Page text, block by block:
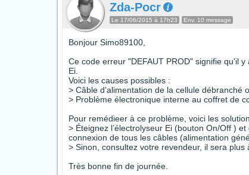
Zda-Pocr
Le 17/06/2015 à 17h23 Env. 10 message
Bonjour Simo89100,
Ce code erreur "DEFAUT PROD" signifie qu'il
Ei.
Voici les causes possibles :
> Câble d’alimentation de la cellule débranché
> Problème électronique interne au coffret de
Pour remédieer à ce problème, voici les
> Éteignez l’électrolyseur Ei (bouton On/Off )
connexion de tous les câbles (alimentation
> Sinon, consultez votre revendeur, il sera plus
Très bonne fin de journée.